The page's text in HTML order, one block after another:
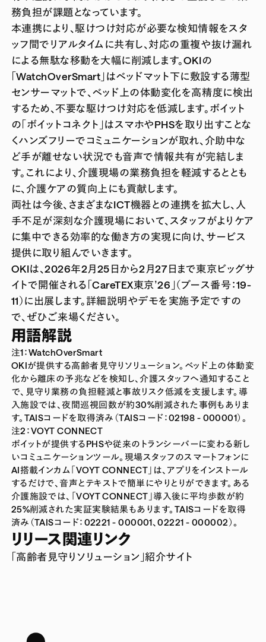
務負担が課題となっています。
本連携により、駆けつけ対応が必要な検知情報をスタ
ッフ間でリアルタイムに共有し、対応の重複や抜け漏れ
による無駄な移動を大幅に削減します。OKIの
「WatchOverSmart」はベッドマット下に敷設する薄型
センサーマットで、ベッド上の体動変化を高精度に検出
するため、不要な駆けつけ対応を低減します。ボイット
の「ボイットコネクト」はスマホやPHSを取り出すことな
くハンズフリーでコミュニケーションが取れ、介助中な
ど手が離せない状況でも音声で情報共有が完結しま
す。これにより、介護現場の業務負担を軽減するととも
に、介護ケアの質向上にも貢献します。
両社は今後、さまざまなICT機器との連携を拡大し、人
手不足が深刻な介護現場において、スタッフがよりケア
に集中できる効率的な働き方の実現に向け、サービス
提供に取り組んでいきます。
OKIは、2026年2月25日から2月27日まで東京ビッグサ
イトで開催される「CareTEX東京’26」（ブース番号：19-
11）に出展します。詳細説明やデモを実施予定ですの
で、ぜひご来場ください。
用語解説
注1：WatchOverSmart
OKIが提供する高齢者見守りソリューション。ベッド上の体動変
化から離床の予兆などを検知し、介護スタッフへ通知すること
で、見守り業務の負担軽減と事故リスク低減を支援します。導
入施設では、夜間巡視回数が約30%削減された事例もありま
す。TAISコードを取得済み（TAISコード：02198 - 000001）。
注2：VOYT CONNECT
ボイットが提供するPHSや従来のトランシーバーに変わる新し
いコミュニケーションツール。現場スタッフのスマートフォンに
AI搭載インカム「VOYT CONNECT」は、アプリをインストール
するだけで、音声とテキストで簡単にやりとりができます。ある
介護施設では、「VOYT CONNECT」導入後に平均歩数が約
25%削減された実証実験結果もあります。TAISコードを取得
済み（TAISコード：02221 - 000001、02221 - 000002）。
リリース関連リンク
「高齢者見守りソリューション」紹介サイト